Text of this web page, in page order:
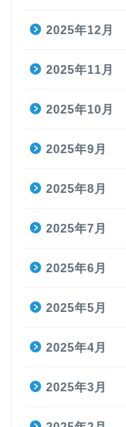
2025年12月
2025年11月
2025年10月
2025年9月
2025年8月
2025年7月
2025年6月
2025年5月
2025年4月
2025年3月